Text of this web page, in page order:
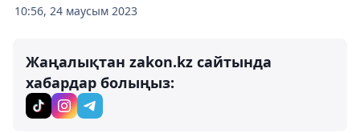
10:56, 24 маусым 2023
Жаңалықтан zakon.kz сайтында
хабардар болыңыз: